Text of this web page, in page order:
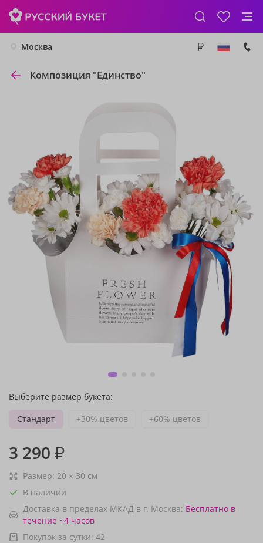
Москва
Композиция "Единство"
Выберите размер букета:
Стандарт
+30% цветов +60% цветов
3 290 ₽
Размер: 20 × 30 см
В наличии
Доставка в пределах МКАД в г. Москва: Бесплатно в
течение ~4 часов
Покупок за сутки: 42